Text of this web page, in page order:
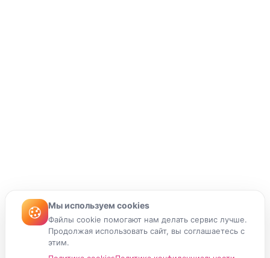
Мы используем cookies
Файлы cookie помогают нам делать сервис лучше.
Продолжая использовать сайт, вы соглашаетесь с
этим.